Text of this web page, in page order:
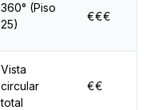
360° (Piso
25)
€€€
Vista
circular
total
€€